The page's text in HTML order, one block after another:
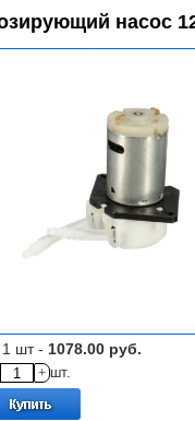
насос
1 шт - 1078.00 руб.
+ шт.